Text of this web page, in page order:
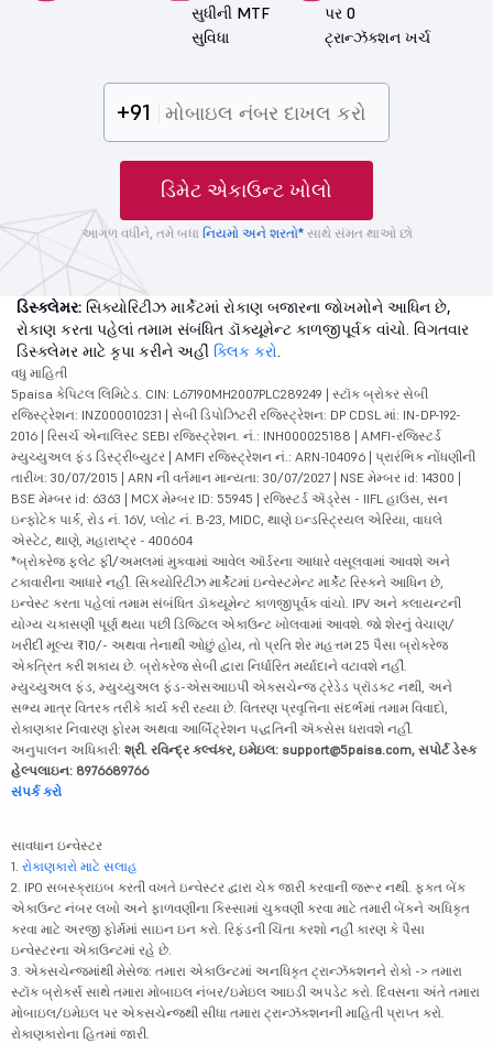
સુધીની MTF
સુવિધા
પર 0
ટ્રાન્ઝૅક્શન ખર્ચ
+91
ડિમેટ એકાઉન્ટ ખોલો
આગળ વધીને, તમે બધા નિયમો અને શરતો*સાથે સંમત થાઓ છો
ડિસ્ક્લેમર: સિક્યોરિટીઝ માર્કેટમાં રોકાણ બજારના જોખમોને આધિન છે,
રોકાણ કરતા પહેલાં તમામ સંબંધિત ડૉક્યૂમેન્ટ કાળજીપૂર્વક વાંચો. વિગતવાર
ડિસ્ક્લેમર માટે કૃપા કરીને અહીં ક્લિક કરો.
વધુ માહિતી
5paisa કેપિટલ લિમિટેડ. CIN: L67190MH2007PLC289249 | સ્ટૉક બ્રોકર સેબી
રજિસ્ટ્રેશન: INZ000010231 | સેબી ડિપોઝિટરી રજિસ્ટ્રેશન: DP CDSL માં: IN-DP-192-
2016 | રિસર્ચ એનાલિસ્ટ SEBI રજિસ્ટ્રેશન. નં.: INH000025188 | AMFI-રજિસ્ટર્ડ
મ્યુચ્યુઅલ ફંડ ડિસ્ટ્રીબ્યુટર | AMFI રજિસ્ટ્રેશન નં.: ARN-104096 | પ્રારંભિક નોંધણીની
તારીખ: 30/07/2015 | ARN ની વર્તમાન માન્યતા: 30/07/2027 | NSE મેમ્બર id: 14300 |
BSE મેમ્બર id: 6363 | MCX મેમ્બર ID: 55945 | રજિસ્ટર્ડ ઍડ્રેસ - IIFL હાઉસ, સન
ઇન્ફોટેક પાર્ક, રોડ નં. 16V, પ્લોટ નં. B-23, MIDC, થાણે ઇન્ડસ્ટ્રિયલ એરિયા, વાઘલે
એસ્ટેટ, થાણે, મહારાષ્ટ્ર - 400604
*બ્રોકરેજ ફ્લેટ ફી/અમલમાં મુકવામાં આવેલ ઑર્ડરના આધારે વસૂલવામાં આવશે અને
ટકાવારીના આધારે નહીં. સિક્યોરિટીઝ માર્કેટમાં ઇન્વેસ્ટમેન્ટ માર્કેટ રિસ્કને આધિન છે,
ઇન્વેસ્ટ કરતા પહેલાં તમામ સંબંધિત ડૉક્યૂમેન્ટ કાળજીપૂર્વક વાંચો. IPV અને ક્લાયન્ટની
યોગ્ય ચકાસણી પૂર્ણ થયા પછી ડિજિટલ એકાઉન્ટ ખોલવામાં આવશે. જો શેરનું વેચાણ/
ખરીદી મૂલ્ય ₹10/- અથવા તેનાથી ઓછું હોય, તો પ્રતિ શેર મહત્તમ 25 પૈસા બ્રોકરેજ
એકત્રિત કરી શકાય છે. બ્રોકરેજ સેબી દ્વારા નિર્ધારિત મર્યાદાને વટાવશે નહીં.
મ્યુચ્યુઅલ ફંડ, મ્યુચ્યુઅલ ફંડ-એસઆઇપી એક્સચેન્જ ટ્રેડેડ પ્રૉડક્ટ નથી, અને
સભ્ય માત્ર વિતરક તરીકે કાર્ય કરી રહ્યા છે. વિતરણ પ્રવૃત્તિના સંદર્ભમાં તમામ વિવાદો,
રોકાણકાર નિવારણ ફોરમ અથવા આર્બિટ્રેશન પદ્ધતિની ઍક્સેસ ધરાવશે નહીં.
અનુપાલન અધિકારી: શ્રી. રવિન્દ્ર કલ્વંકર, ઇમેઇલ: support@5paisa.com, સપોર્ટ ડેસ્ક
હેલ્પલાઇન: 8976689766
સંપર્ક કરો
સાવધાન ઇન્વેસ્ટર
1. રોકાણકારો માટે સલાહ
2. IPO સબસ્ક્રાઇબ કરતી વખતે ઇન્વેસ્ટર દ્વારા ચેક જારી કરવાની જરૂર નથી. ફક્ત બેંક
એકાઉન્ટ નંબર લખો અને ફાળવણીના કિસ્સામાં ચુકવણી કરવા માટે તમારી બેંકને અધિકૃત
કરવા માટે અરજી ફોર્મમાં સાઇન ઇન કરો. રિફંડની ચિંતા કરશો નહીં કારણ કે પૈસા
ઇન્વેસ્ટરના એકાઉન્ટમાં રહે છે.
3. એક્સચેન્જમાંથી મેસેજ: તમારા એકાઉન્ટમાં અનધિકૃત ટ્રાન્ઝૅક્શનને રોકો -> તમારા
સ્ટૉક બ્રોકર્સ સાથે તમારા મોબાઇલ નંબર/ઇમેઇલ આઇડી અપડેટ કરો. દિવસના અંતે તમારા
મોબાઇલ/ઇમેઇલ પર એક્સચેન્જથી સીધા તમારા ટ્રાન્ઝૅક્શનની માહિતી પ્રાપ્ત કરો.
રોકાણકારોના હિતમાં જારી.